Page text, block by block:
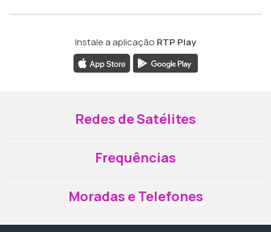
Instale a aplicação RTP Play
Redes de Satélites
Frequências
Moradas e Telefones